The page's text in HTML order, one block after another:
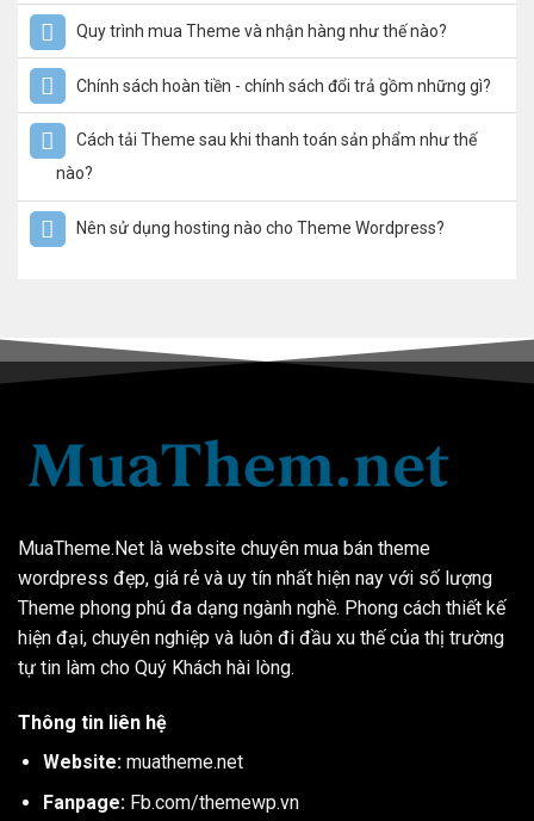
Quy trình mua Theme và nhận hàng như thế nào?
Chính sách hoàn tiền - chính sách đổi trả gồm những gì?
Cách tải Theme sau khi thanh toán sản phẩm như thế
nào?
Nên sử dụng hosting nào cho Theme Wordpress?
MuaTheme.Net là website chuyên mua bán theme
wordpress đẹp, giá rẻ và uy tín nhất hiện nay với số lượng
Theme phong phú đa dạng ngành nghề. Phong cách thiết kế
hiện đại, chuyên nghiệp và luôn đi đầu xu thế của thị trường
tự tin làm cho Quý Khách hài lòng.
Thông tin liên hệ
Website: muatheme.net
Fanpage: Fb.com/themewp.vn